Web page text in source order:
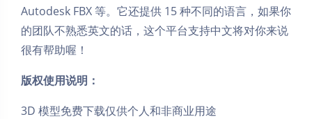
Autodesk FBX 等。它还提供 15 种不同的语言，如果你
的团队不熟悉英文的话，这个平台支持中文将对你来说
很有帮助喔！
版权使用说明：
3D 模型免费下载仅供个人和非商业用途